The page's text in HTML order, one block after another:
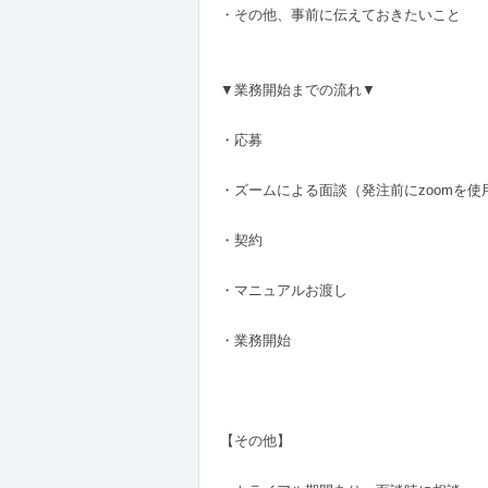
・その他、事前に伝えておきたいこと
▼業務開始までの流れ▼
・応募
・ズームによる面談（発注前にzoomを使
・契約
・マニュアルお渡し
・業務開始
【その他】